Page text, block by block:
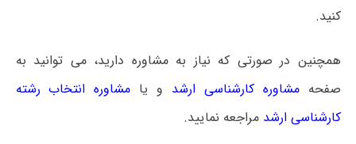
کنید.
همچنین در صورتی که نیاز به مشاوره دارید، می توانید به
صفحهمشاوره کارشناسی ارشد و یا مشاوره انتخاب رشته
کارشناسی ارشد مراجعه نمایید.